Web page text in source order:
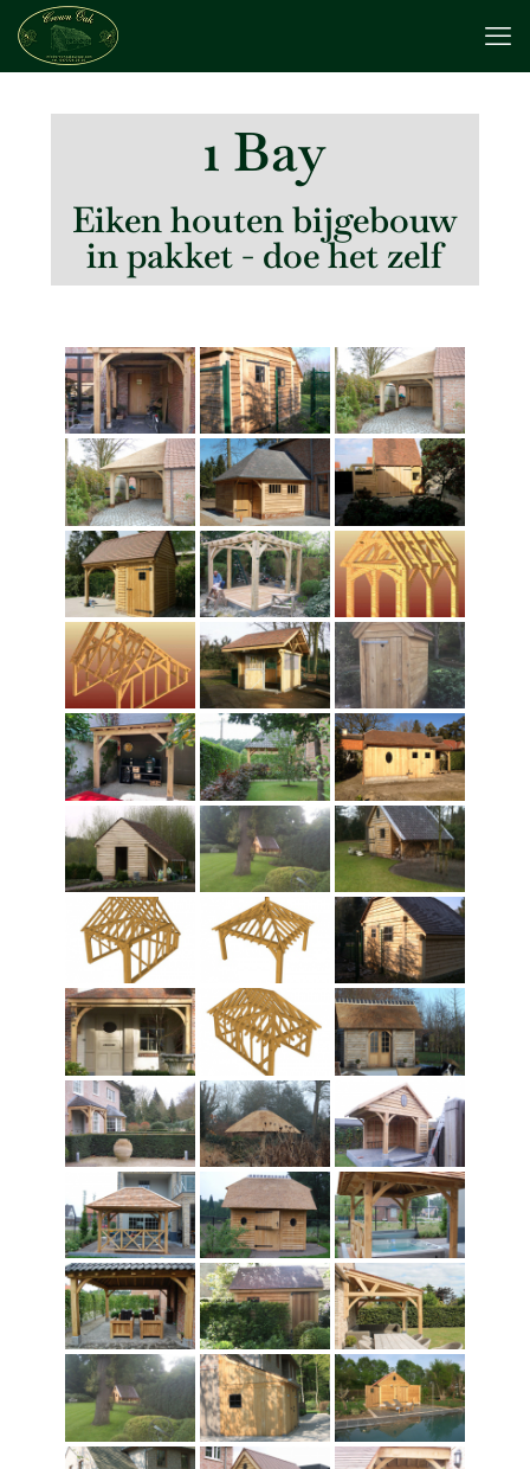
1 Bay
Eiken houten bijgebouw
in pakket - doe het zelf